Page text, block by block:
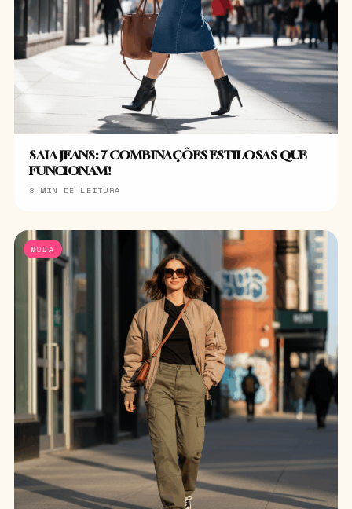
SAIA JEANS: 7 COMBINAÇÕES ESTILOSAS QUE
FUNCIONAM!
8 MIN DE LEITURA
MODA